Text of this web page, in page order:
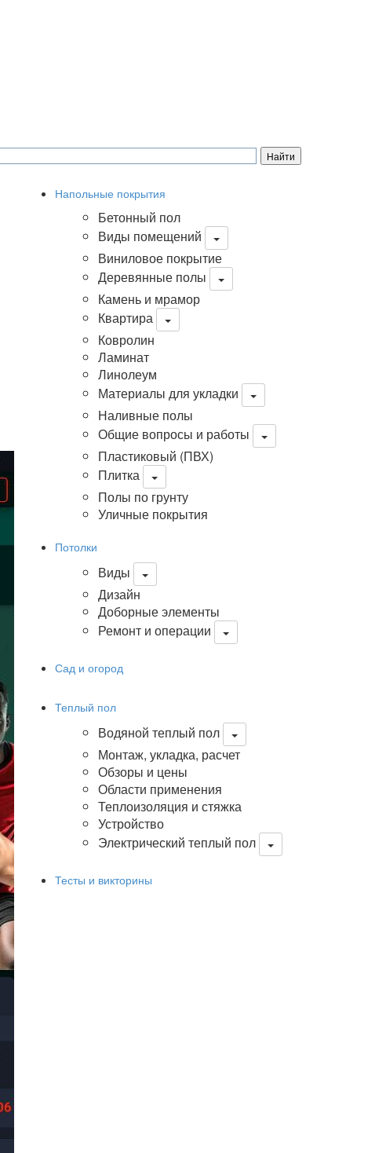
Напольные покрытия
Бетонный пол
Виды помещений
Виниловое покрытие
Деревянные полы
Камень и мрамор
Квартира
Ковролин
Ламинат
Линолеум
Материалы для укладки
Наливные полы
Общие вопросы и работы
Пластиковый (ПВХ)
Плитка
Полы по грунту
Уличные покрытия
Потолки
Виды
Дизайн
Доборные элементы
Ремонт и операции
Сад и огород
Теплый пол
Водяной теплый пол
Монтаж, укладка, расчет
Обзоры и цены
Области применения
Теплоизоляция и стяжка
Устройство
Электрический теплый пол
Тесты и викторины